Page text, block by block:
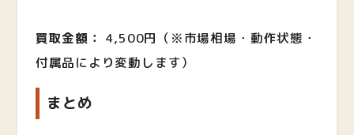
買取金額： 4,500円（※市場相場・動作状態・
付属品により変動します）
まとめ